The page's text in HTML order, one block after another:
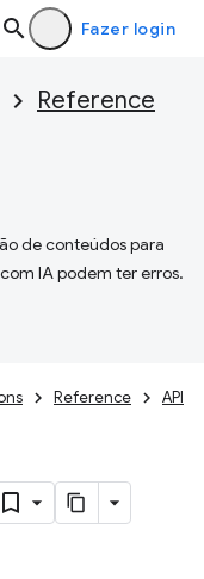
Fazer login
Reference
de conteúdos para
IA podem ter erros.
Reference API